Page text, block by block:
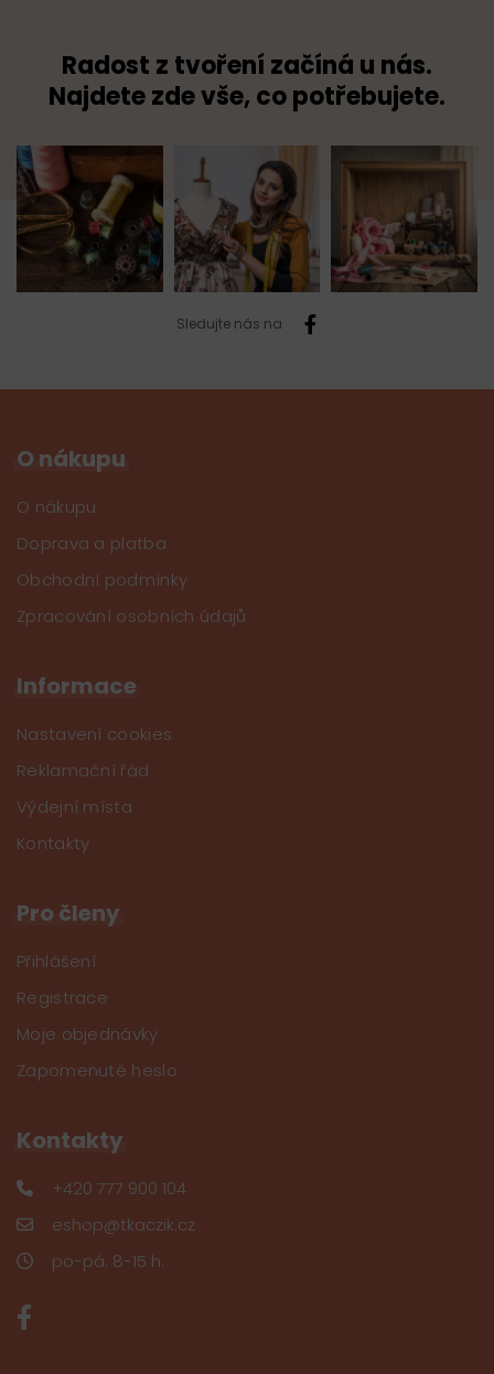
Radost z tvoření začíná u nás.
Najdete zde vše, co potřebujete.
Sledujte nás na
O nákupu
O nákupu
Doprava a platba
Obchodní podmínky
Zpracování osobních údajů
Informace
Nastavení cookies
Reklamační řád
Výdejní místa
Kontakty
Pro členy
Přihlášení
Registrace
Moje objednávky
Zapomenuté heslo
Kontakty
+420 777 900 104
eshop@tkaczik.cz
po-pá: 8-15 h.